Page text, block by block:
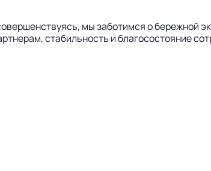
мы заботимся о бережной
стабильность и благосостояние